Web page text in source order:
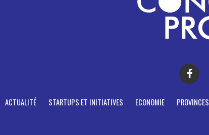
ACTUALITÉ STARTUPS ET INITIATIVES ECONOMIE PROVINCES